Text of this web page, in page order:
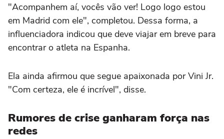
"Acompanhem aí, vocês vão ver! Logo logo estou
em Madrid com ele", completou. Dessa forma, a
influenciadora indicou que deve viajar em breve para
encontrar o atleta na Espanha.
Ela ainda afirmou que segue apaixonada por Vini Jr.
"Com certeza, ele é incrível", disse.
Rumores de crise ganharam força nas
redes